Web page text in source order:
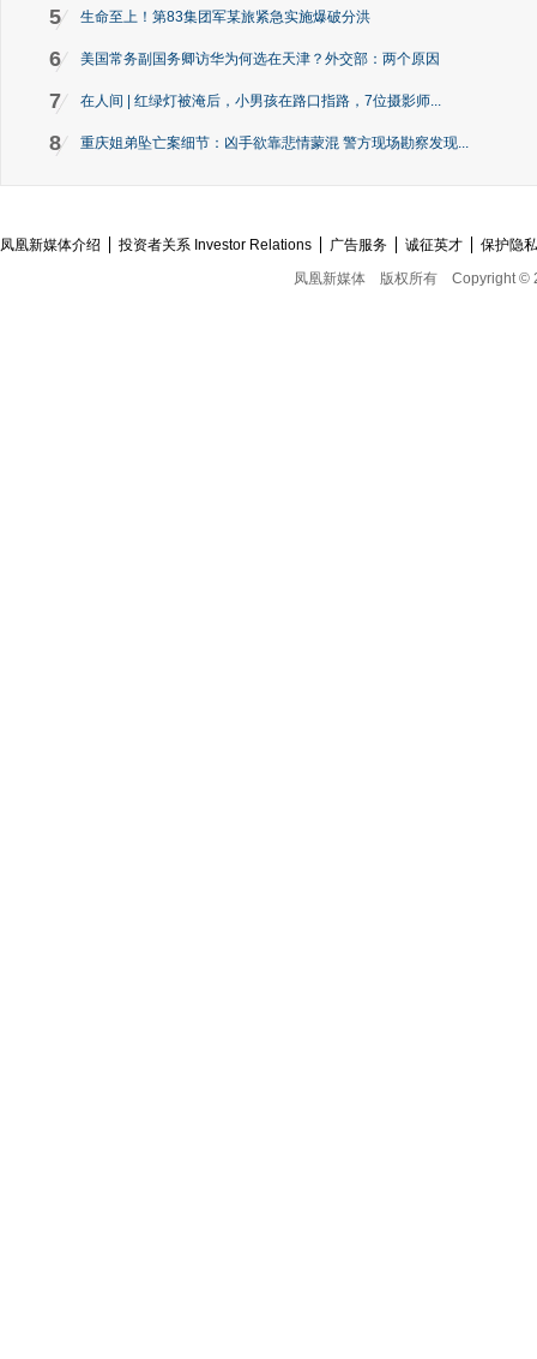
5 生命至上！第83集团军某旅紧急实施爆破分洪
6 美国常务副国务卿访华为何选在天津？外交部：两个原因
7 在人间 | 红绿灯被淹后，小男孩在路口指路，7位摄影师...
8 重庆姐弟坠亡案细节：凶手欲靠悲情蒙混 警方现场勘察发现...
凤凰新媒体介绍 投资者关系 Investor Relations 广告服务 诚征英才
保护隐
凤凰新媒体
版权所有 Copyright ©